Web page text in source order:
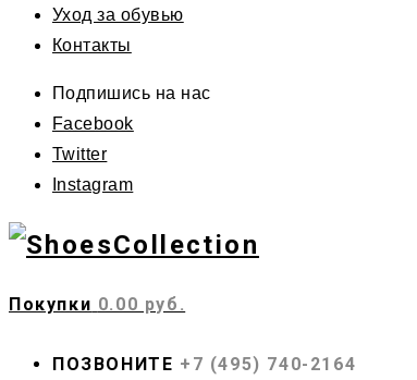
Уход за обувью
Контакты
Подпишись на нас
Facebook
Twitter
Instagram
Покупки 0.00 руб.
ПОЗВОНИТЕ +7 (495) 740-2164